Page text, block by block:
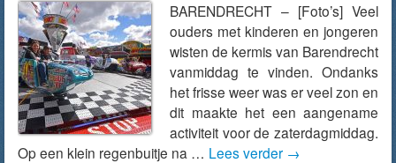
BARENDRECHT – [Foto’s] Veel
ouders met kinderen en jongeren
wisten de kermis van Barendrecht
vanmiddag te vinden. Ondanks
het frisse weer was er veel zon en
dit maakte het een aangename
activiteit voor de zaterdagmiddag.
Op een klein regenbuitje na … Lees verder →